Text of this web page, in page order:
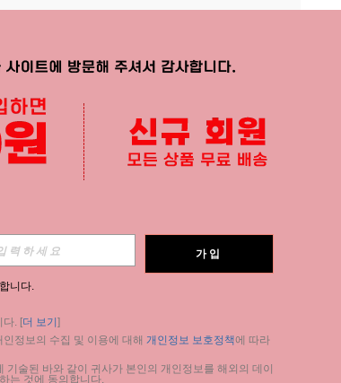
가입
니다.
다. [더 보기 ]
인정보의 수집 및 이용에 대해 개인정보 보호정책에 따라
기술된 바와 같이 귀사가 본인의 개인정보를 해외의 데이
는 것에 동의합니다.